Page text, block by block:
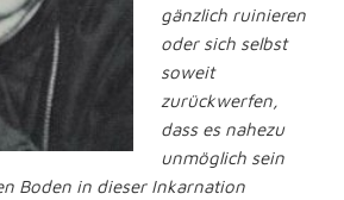
gänzlich ruinieren
oder sich selbst
soweit
zurückwerfen,
dass es nahezu
unmöglich sein
Boden in dieser Inkarnation